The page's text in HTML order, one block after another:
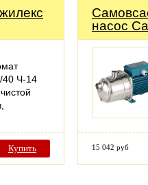
Ч-14
Купить
насос
15 042 руб